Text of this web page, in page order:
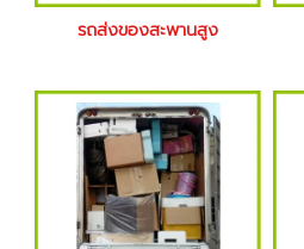
รถส่งของสะพานสูง